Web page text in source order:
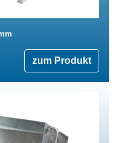
zum Produkt